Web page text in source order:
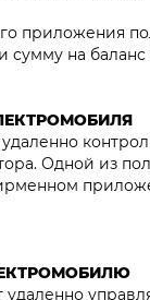
приложения
сумму на
Одной из